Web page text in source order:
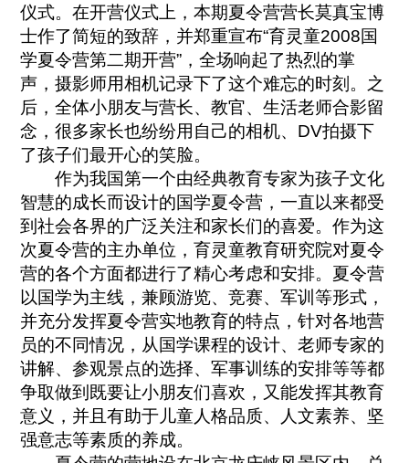
仪式。在开营仪式上，本期夏令营营长莫真宝博
士作了简短的致辞，并郑重宣布“育灵童2008国
学夏令营第二期开营”，全场响起了热烈的掌
声，摄影师用相机记录下了这个难忘的时刻。之
后，全体小朋友与营长、教官、生活老师合影留
念，很多家长也纷纷用自己的相机、DV拍摄下
了孩子们最开心的笑脸。
作为我国第一个由经典教育专家为孩子文化
智慧的成长而设计的国学夏令营，一直以来都受
到社会各界的广泛关注和家长们的喜爱。作为这
次夏令营的主办单位，育灵童教育研究院对夏令
营的各个方面都进行了精心考虑和安排。夏令营
以国学为主线，兼顾游览、竞赛、军训等形式，
并充分发挥夏令营实地教育的特点，针对各地营
员的不同情况，从国学课程的设计、老师专家的
讲解、参观景点的选择、军事训练的安排等等都
争取做到既要让小朋友们喜欢，又能发挥其教育
意义，并且有助于儿童人格品质、人文素养、坚
强意志等素质的养成。